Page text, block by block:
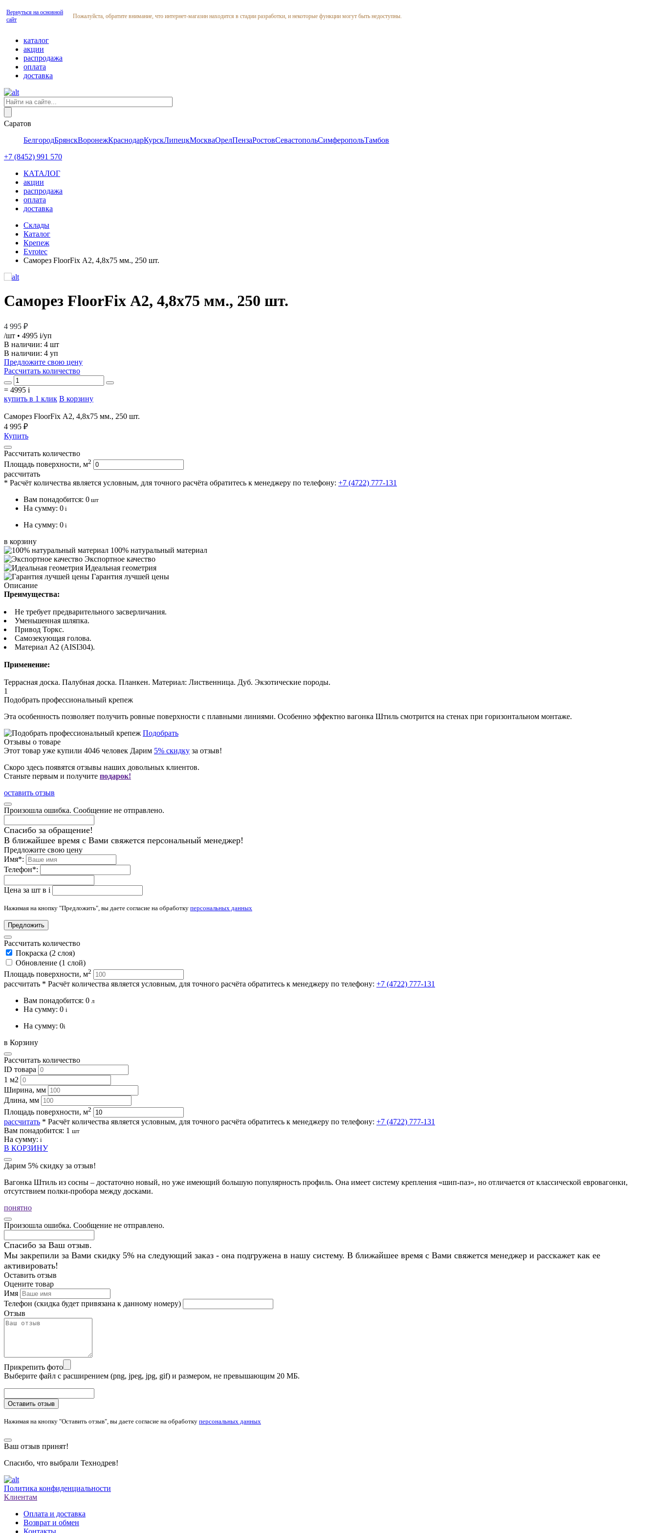
Вернуться на основной
сайт
Пожалуйста, обратите внимание, что интернет-магазин находится в стадии разработки, и некоторые функции могут быть недоступны.
каталог
акции
распродажа
оплата
доставка
Саратов
БелгородБрянскВоронежКраснодарКурскЛипецкМоскваОрелПензаРостовСевастопольСимферопольТамбов
+7 (8452) 991 570
КАТАЛОГ
акции
распродажа
оплата
доставка
Склады
Каталог
Крепеж
Evrotec
Саморез FloorFix А2, 4,8х75 мм., 250 шт.
Саморез FloorFix А2, 4,8х75 мм., 250 шт.
4 995 ₽
/шт • 4995 i/уп
В наличии: 4 шт
В наличии: 4 уп
Предложите свою цену
Рассчитать количество
= 4995 i
купить в 1 клик В корзину
Саморез FloorFix А2, 4,8х75 мм., 250 шт.
4 995 ₽
Купить
Рассчитать количество
Площадь поверхности, м2
рассчитать
* Расчёт количества является условным, для точного расчёта обратитесь к менеджеру по телефону: +7 (4722) 777-131
Вам понадобится: 0 шт
На сумму: 0 i
На сумму: 0 i
в корзину
100% натуральный материал
Экспортное качество
Идеальная геометрия
Гарантия лучшей цены
Описание
Преимущества:
Не требует предварительного засверличания.
Уменьшенная шляпка.
Привод Торкс.
Самозекующая голова.
Материал А2 (AISI304).
Применение:
Террасная доска. Палубная доска. Планкен. Материал: Лиственница. Дуб. Экзотические породы.
1
Подобрать профессиональный крепеж
Эта особенность позволяет получить ровные поверхности с плавными линиями. Особенно эффектно вагонка Штиль смотрится на стенах при горизонтальном монтаже.
Подобрать
Отзывы о товаре
Этот товар уже купили 4046 человек Дарим 5% скидку за отзыв!
Скоро здесь появятся отзывы наших довольных клиентов.
Станьте первым и получите подарок!
оставить отзыв
Произошла ошибка. Сообщение не отправлено.
Спасибо за обращение!
В ближайшее время с Вами свяжется персональный менеджер!
Предложите свою цену
Имя*:
Телефон*:
Цена за шт в i
Нажимая на кнопку "Предложить", вы даете согласие на обработку персональных данных
Предложить
Рассчитать количество
Покраска (2 слоя)
Обновление (1 слой)
Площадь поверхности, м2
рассчитать * Расчёт количества является условным, для точного расчёта обратитесь к менеджеру по телефону: +7 (4722) 777-131
Вам понадобится: 0 л
На сумму: 0 i
На сумму: 0i
в Корзину
Рассчитать количество
ID товара
1 м2
Ширина, мм
Длина, мм
Площадь поверхности, м2
рассчитать * Расчёт количества является условным, для точного расчёта обратитесь к менеджеру по телефону: +7 (4722) 777-131
Вам понадобится: 1 шт
На сумму: i
В КОРЗИНУ
Дарим 5% скидку за отзыв!
Вагонка Штиль из сосны – достаточно новый, но уже имеющий большую популярность профиль. Она имеет систему крепления «шип-паз», но отличается от классической евровагонки,
отсутствием полки-пробора между досками.
понятно
Произошла ошибка. Сообщение не отправлено.
Спасибо за Ваш отзыв.
Мы закрепили за Вами скидку 5% на следующий заказ - она подгружена в нашу систему. В ближайшее время с Вами свяжется менеджер и расскажет как ее
активировать!
Оставить отзыв
Оцените товар
Имя
Телефон (скидка будет привязана к данному номеру)
Отзыв
Прикрепить фото
Выберите файл с расширением (png, jpeg, jpg, gif) и размером, не превышающим 20 МБ.
Оставить отзыв
Нажимая на кнопку "Оставить отзыв", вы даете согласие на обработку персональных данных
Ваш отзыв принят!
Спасибо, что выбрали Технодрев!
Политика конфиденциальности
Клиентам
Оплата и доставка
Возврат и обмен
Контакты